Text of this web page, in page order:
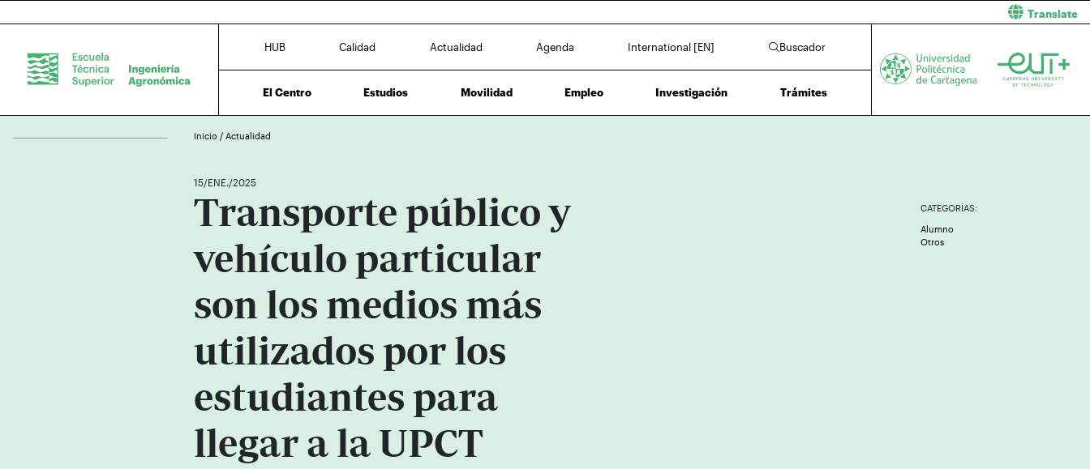
Translate
HUB Calidad Actualidad Agenda International [EN] Buscador
El Centro Estudios Movilidad Empleo Investigación Trámites
Inicio / Actualidad
15/ENE./2025
Transporte público y
vehículo particular
son los medios más
utilizados por los
estudiantes para
llegar a la UPCT
CATEGORÍAS:
Alumno
Otros